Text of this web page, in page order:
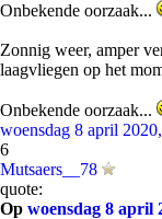
Onbekende oorzaak...
Zonnig weer, amper
laagvliegen op het
Onbekende oorzaak...
woensdag 8 april
6
Mutsaers__78
quote:
Op woensdag 8 april